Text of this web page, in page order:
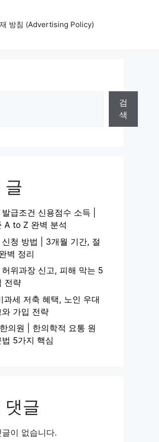
방침 (Advertising Policy)
검
색
글
급조건 신용점수 소득 |
A to Z 완벽 분석
신청 방법 | 3개월 기간, 절
벽 정리
허위과장 신고, 피해 막는 5
전략
과세 저축 혜택, 노인 우대
가입 전략
의원 | 한의학적 요통 원
5가지 핵심
댓글
이 없습니다.